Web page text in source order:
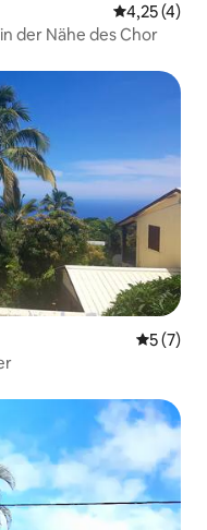
4,25 (4)
der Nähe des Chor
5 (7)